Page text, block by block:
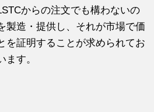
からの注文でも構わないの
製造・提供し、それが市場で価
を証明することが求められてお
ます。